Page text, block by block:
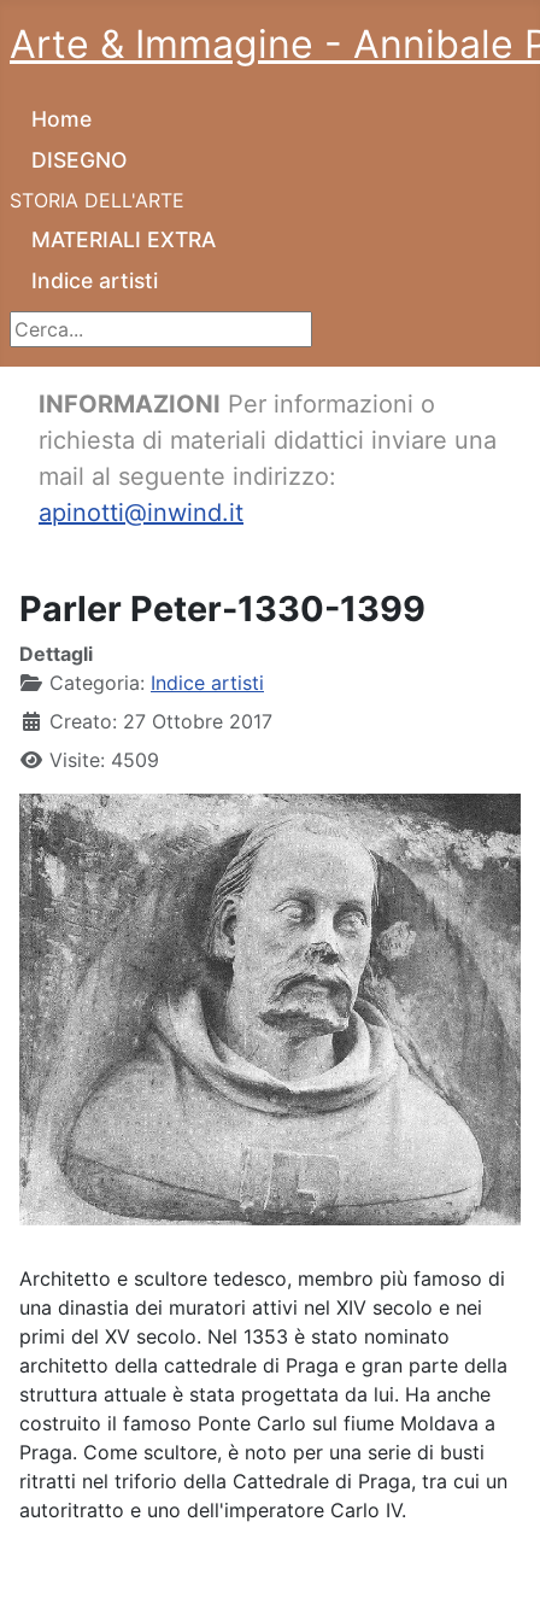
Arte & Immagine - Annibale
Home
DISEGNO
STORIA DELL'ARTE
MATERIALI EXTRA
Indice artisti
Cerca...
INFORMAZIONI Per informazioni o
richiesta di materiali didattici inviare una
mail al seguente indirizzo:
apinotti@inwind.it
Parler Peter-1330-1399
Dettagli
Categoria: Indice artisti
Creato: 27 Ottobre 2017
Visite: 4509
Architetto e scultore tedesco, membro più famoso di
una dinastia dei muratori attivi nel XIV secolo e nei
primi del XV secolo. Nel 1353 è stato nominato
architetto della cattedrale di Praga e gran parte della
struttura attuale è stata progettata da lui. Ha anche
costruito il famoso Ponte Carlo sul fiume Moldava a
Praga. Come scultore, è noto per una serie di busti
ritratti nel triforio della Cattedrale di Praga, tra cui un
autoritratto e uno dell'imperatore Carlo IV.